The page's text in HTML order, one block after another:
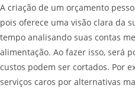
A criação de um orçamento
pois oferece uma visão clara da
tempo analisando suas contas
alimentação. Ao fazer isso, será
custos podem ser cortados. Por
serviços caros por alternativas